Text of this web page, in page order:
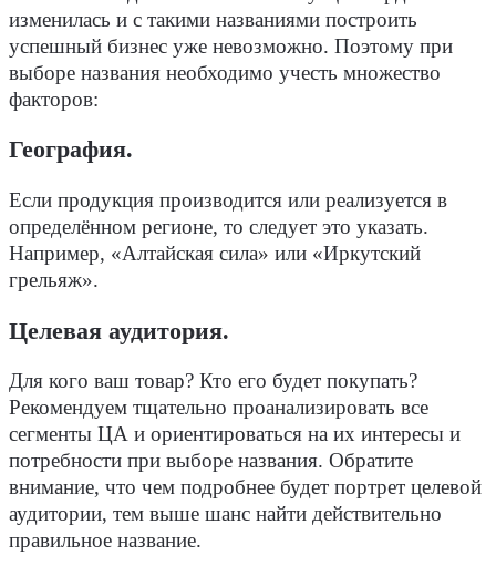
изменилась и с такими названиями построить
успешный бизнес уже невозможно. Поэтому при
выборе названия необходимо учесть множество
факторов:
География.
Если продукция производится или реализуется в
определённом регионе, то следует это указать.
Например, «Алтайская сила» или «Иркутский
грельяж».
Целевая аудитория.
Для кого ваш товар? Кто его будет покупать?
Рекомендуем тщательно проанализировать все
сегменты ЦА и ориентироваться на их интересы и
потребности при выборе названия. Обратите
внимание, что чем подробнее будет портрет целевой
аудитории, тем выше шанс найти действительно
правильное название.